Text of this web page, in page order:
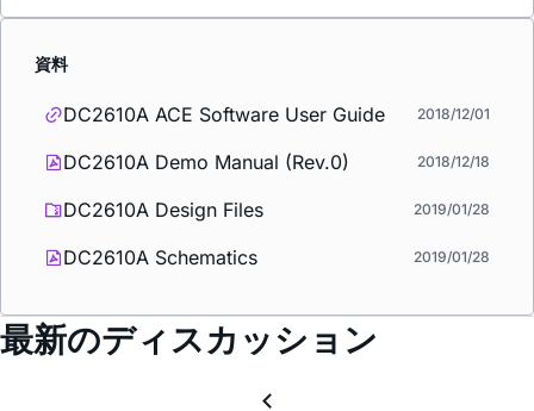
資料
DC2610A ACE Software User Guide 2018/12/01
DC2610A Demo Manual (Rev.0) 2018/12/18
DC2610A Design Files 2019/01/28
DC2610A Schematics 2019/01/28
最新のディスカッション